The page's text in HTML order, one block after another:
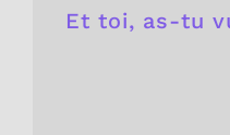
Et toi, as-tu